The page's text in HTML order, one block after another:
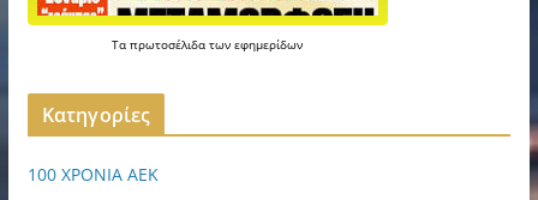
Ταπρωτοσέλιδατωνεφημερίδων
Kατηγορίες
100 ΧΡΟΝΙΑ ΑΕΚ